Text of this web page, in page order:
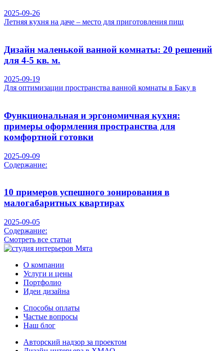
2025-09-26
Летняя кухня на даче – место для приготовления пищ
Дизайн маленькой ванной комнаты: 20 решений
для 4-5 кв. м.
2025-09-19
Для оптимизации пространства ванной комнаты в Баку в
Функциональная и эргономичная кухня:
примеры оформления пространства для
комфортной готовки
2025-09-09
Содержание:
10 примеров успешного зонирования в
малогабаритных квартирах
2025-09-05
Содержание:
Смотреть все статьи
О компании
Услуги и цены
Портфолио
Идеи дизайна
Способы оплаты
Частые вопросы
Наш блог
Авторский надзор за проектом